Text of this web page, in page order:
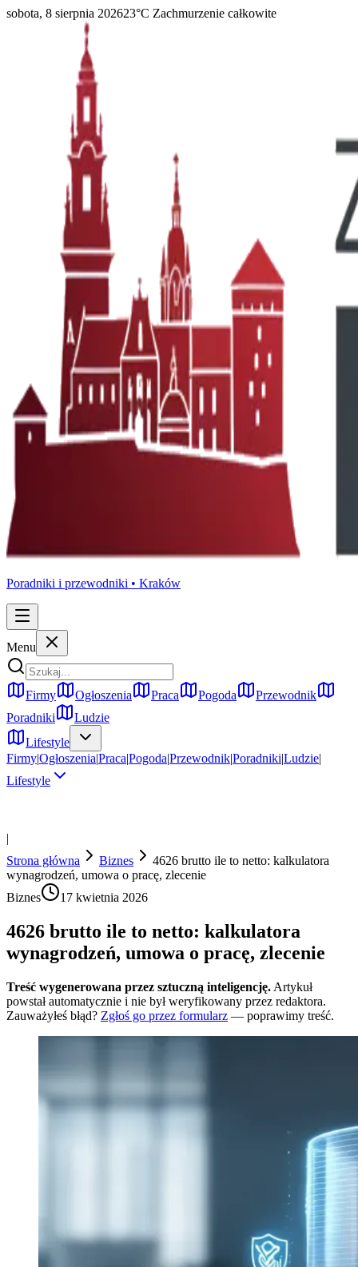
sobota, 8 sierpnia 202623°C Zachmurzenie całkowite
Poradniki i przewodniki • Kraków
Menu
Firmy Ogłoszenia Praca Pogoda
Przewodnik
Poradniki
Ludzie
Lifestyle
Firmy|Ogłoszenia|Praca|Pogoda|Przewodnik|Poradniki|Ludzie|
Lifestyle
|
Strona główna
Biznes
4626 brutto ile to netto: kalkulatora
wynagrodzeń, umowa o pracę, zlecenie
Biznes
17 kwietnia 2026
4626 brutto ile to netto: kalkulatora
wynagrodzeń, umowa o pracę, zlecenie
Treść wygenerowana przez sztuczną inteligencję. Artykuł
powstał automatycznie i nie był weryfikowany przez redaktora.
Zauważyłeś błąd? Zgłoś go przez formularz — poprawimy treść.